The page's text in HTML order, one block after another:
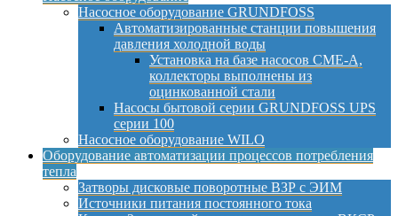
Насосное оборудование GRUNDFOSS
Автоматизированные станции повышения
давления холодной воды
Установка на базе насосов CME-A,
коллекторы выполнены из
оцинкованной стали
Насосы бытовой серии GRUNDFOSS UPS
серии 100
Насосное оборудование WILO
Оборудование автоматизации процессов потребления
тепла
Затворы дисковые поворотные ВЗР с ЭИМ
Источники питания постоянного тока